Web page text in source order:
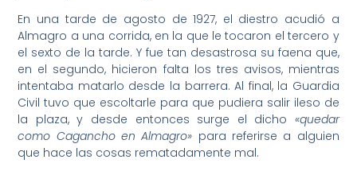
En una tarde de agosto de 1927, el diestro acudió a
Almagro a una corrida, en la que le tocaron el tercero y
el sexto de la tarde. Y fue tan desastrosa su faena que,
en el segundo, hicieron falta los tres avisos, mientras
intentaba matarlo desde la barrera. Al final, la Guardia
Civil tuvo que escoltarle para que pudiera salir ileso de
la plaza, y desde entonces surge el dicho «quedar
como Cagancho en Almagro» para referirse a alguien
que hace las cosas rematadamente mal.